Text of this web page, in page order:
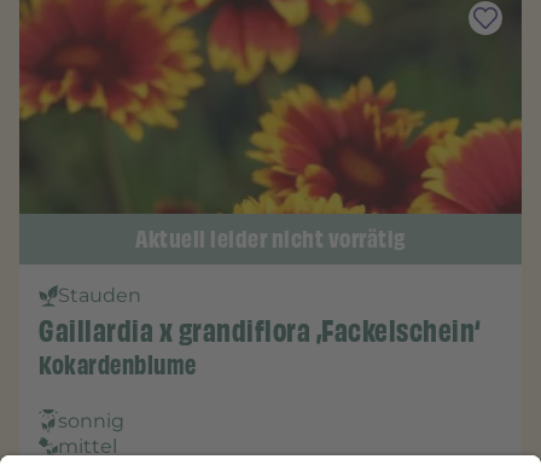
Aktuell leider nicht vorrätig
Stauden
Gaillardia x grandiflora ‚Fackelschein‘
Kokardenblume
sonnig
mittel